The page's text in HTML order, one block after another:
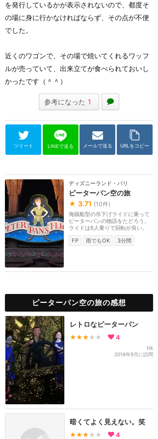
を発行しているかが表示されないので、都度そ
の場に身に行かなければならず、その点が不便
でした。
近くのワゴンで、その場で焼いてくれるワッフ
ルが売っていて、出来立てが食べられておいし
かったです（＾＾）
参考になった 1
ツイート LINEで送る メールで送る URLをコピー
ディズニーランド・パリ
ピーターパン空の旅
★ 3.71 (10件)
海賊船型の吊下げライドに乗って
ピーターパンの物語をたどろう。
ライドは6人乗りで回転が良い。
FP
雨でもOK 3分間
ピーターパン空の旅の感想
レトロなピーターパン
★★★ ★★ 4
tik
2016年9月に訪問
暗くてよく見えない。笑
★★★ ★★ 4